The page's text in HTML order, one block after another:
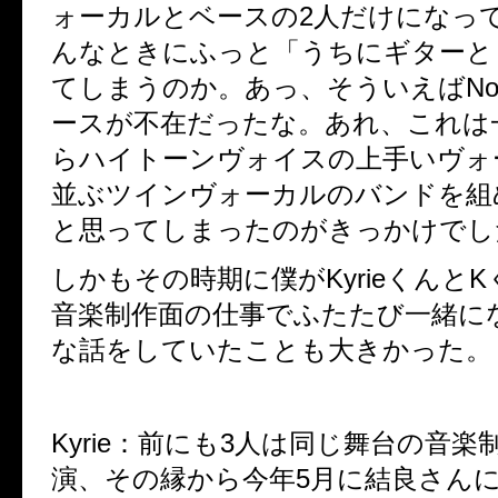
ォーカルとベースの2人だけになっ
んなときにふっと「うちにギター
てしまうのか。あっ、そういえば
ースが不在だったな。あれ、これ
らハイトーンヴォイスの上手いヴ
並ぶツインヴォーカルのバンドを
と思ってしまったのがきっかけで
しかもその時期に僕がKyrieくんとK
音楽制作面の仕事でふたたび一緒に
な話をしていたことも大きかった。
Kyrie：前にも3人は同じ舞台の音楽
演、その縁から今年5月に結良さん